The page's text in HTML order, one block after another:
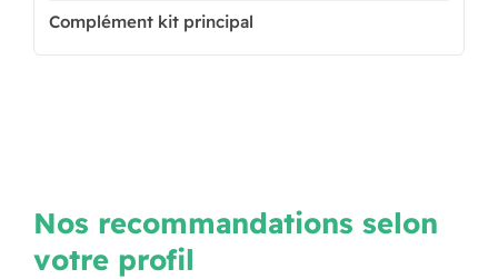
Complément kit principal
Nos recommandations selon
votre profil